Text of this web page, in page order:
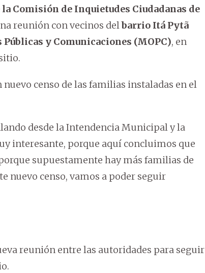
Comisión de Inquietudes Ciudadanas de
reunión con vecinos delbarrio Itá Pytã
y Comunicaciones (MOPC), en
censo de las familias instaladas en el
desde la Intendencia Municipal y la
interesante, porque aquí concluimos que
supuestamente hay más familias de
nuevo censo, vamos a poder seguir
reunión entre las autoridades para seguir